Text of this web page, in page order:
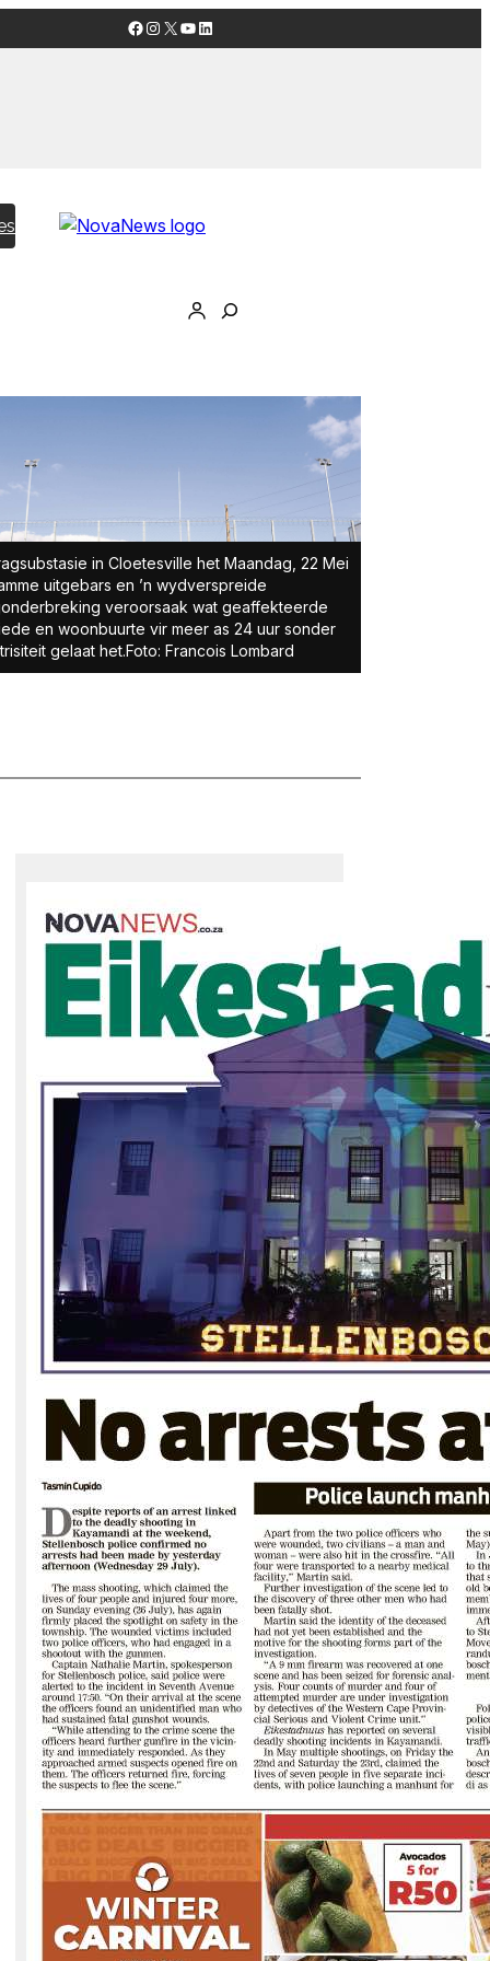
Facebook
Instagram
X YouTube
LinkedIn
in Cloetesville het Maandag, 22 Mei
uitgebars en ’n wydverspreide
veroorsaak wat geaffekteerde
en woonbuurte vir meer as 24 uur sonder
gelaat het.Foto: Francois Lombard